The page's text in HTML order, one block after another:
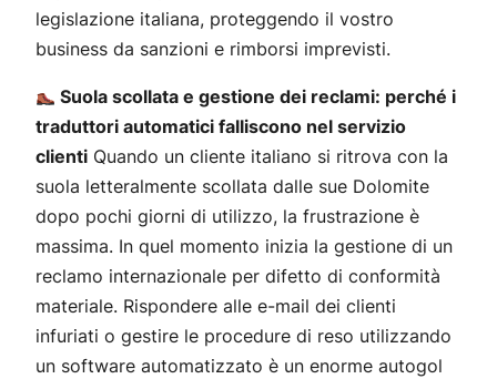
legislazione italiana, proteggendo il vostro
business da sanzioni e rimborsi imprevisti.
Suola scollata e gestione dei reclami: perché i
traduttori automatici falliscono nel servizio
clienti Quando un cliente italiano si ritrova con la
suola letteralmente scollata dalle sue Dolomite
dopo pochi giorni di utilizzo, la frustrazione è
massima. In quel momento inizia la gestione di un
reclamo internazionale per difetto di conformità
materiale. Rispondere alle e-mail dei clienti
infuriati o gestire le procedure di reso utilizzando
un software automatizzato è un enorme autogol